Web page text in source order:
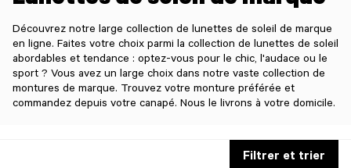
Découvrez notre large collection de lunettes de soleil de marque
en ligne. Faites votre choix parmi la collection de lunettes de soleil
abordables et tendance : optez-vous pour le chic, l'audace ou le
sport ? Vous avez un large choix dans notre vaste collection de
montures de marque. Trouvez votre monture préférée et
commandez depuis votre canapé. Nous le livrons à votre domicile.
Filtrer et trier